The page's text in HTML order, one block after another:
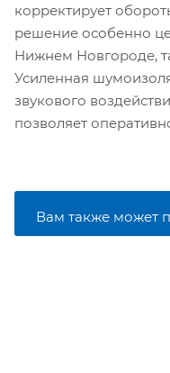
корректирует
решение особенно
Нижнем Новгороде,
Усиленная
звукового
позволяет
Вам также может